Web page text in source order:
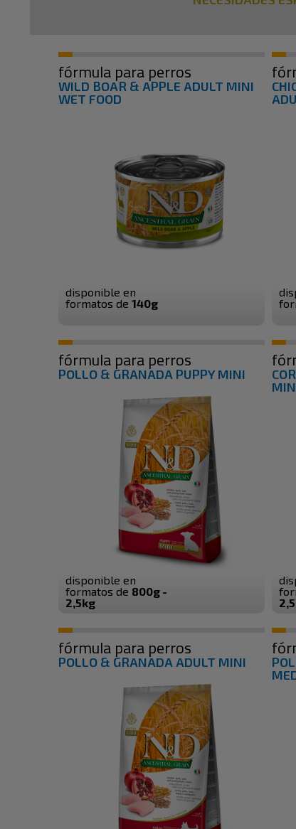
fórmula para perros
WILD BOAR & APPLE ADULT MINI
WET FOOD
disponible en
formatos de 140g
fórmula para perros
POLLO & GRANADA PUPPY MINI
disponible en
formatos de 800g -
2,5kg
fórmula para perros
POLLO & GRANADA ADULT MINI